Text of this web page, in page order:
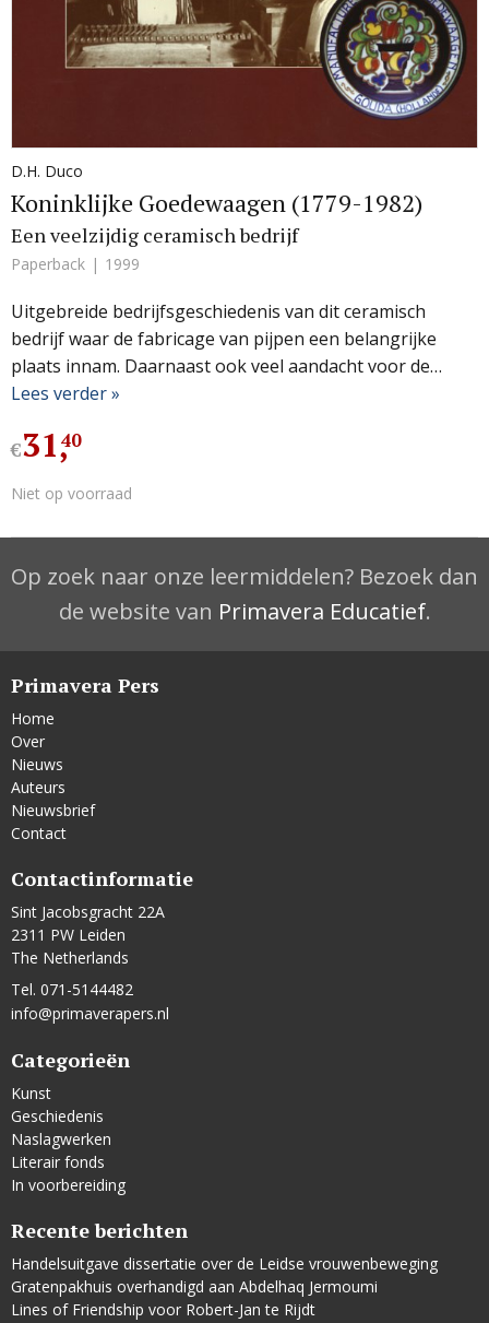
D.H. Duco
Koninklijke Goedewaagen (1779-1982)
Een veelzijdig ceramisch bedrijf
Paperback 1999
Uitgebreide bedrijfsgeschiedenis van dit ceramisch
bedrijf waar de fabricage van pijpen een belangrijke
plaats innam. Daarnaast ook veel aandacht voor de…
Lees verder »
€31,
40
Niet op voorraad
Op zoek naar onze leermiddelen? Bezoek dan
de website van Primavera Educatief.
Primavera Pers
Home
Over
Nieuws
Auteurs
Nieuwsbrief
Contact
Contactinformatie
Sint Jacobsgracht 22A
2311 PW Leiden
The Netherlands
Tel. 071-5144482
info@primaverapers.nl
Categorieën
Kunst
Geschiedenis
Naslagwerken
Literair fonds
In voorbereiding
Recente berichten
Handelsuitgave dissertatie over de Leidse vrouwenbeweging
Gratenpakhuis overhandigd aan Abdelhaq Jermoumi
Lines of Friendship voor Robert-Jan te Rijdt